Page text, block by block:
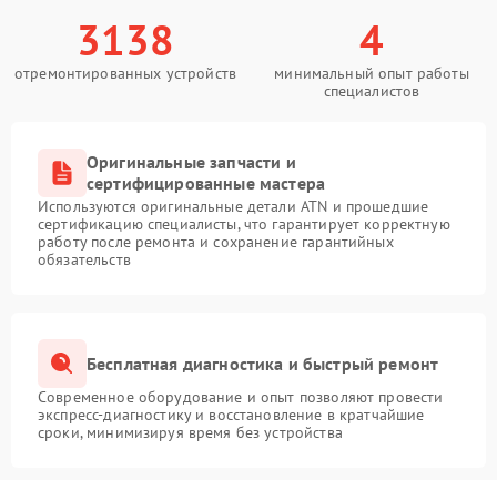
3138
отремонтированных устройств
4
минимальный опыт работы
специалистов
Оригинальные запчасти и
сертифицированные мастера
Используются оригинальные детали ATN и прошедшие
сертификацию специалисты, что гарантирует корректную
работу после ремонта и сохранение гарантийных
обязательств
Бесплатная диагностика и быстрый ремонт
Современное оборудование и опыт позволяют провести
экспресс-диагностику и восстановление в кратчайшие
сроки, минимизируя время без устройства